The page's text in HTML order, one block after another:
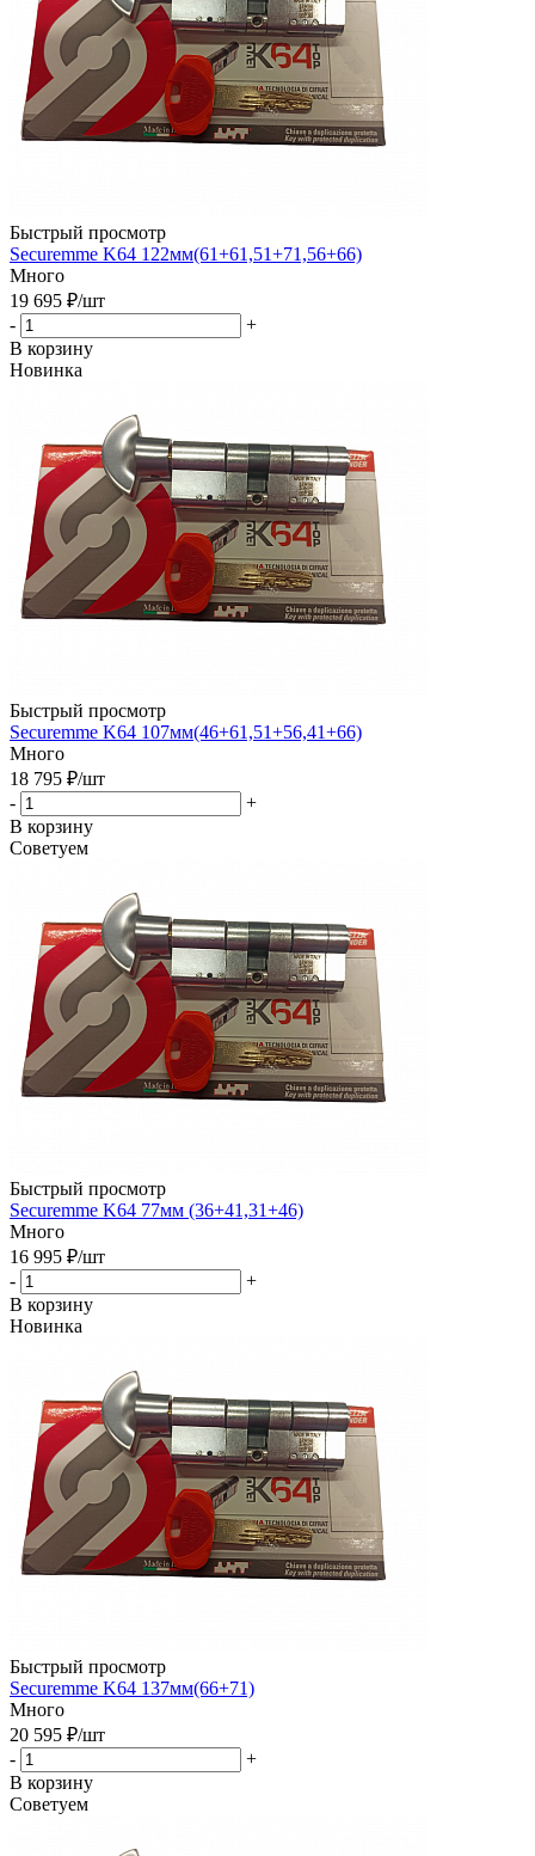
Быстрый просмотр
Securemme K64 122мм(61+61,51+71,56+66)
Много
19 695 ₽/шт
-
+
В корзину
Новинка
Быстрый просмотр
Securemme K64 107мм(46+61,51+56,41+66)
Много
18 795 ₽/шт
-
+
В корзину
Советуем
Быстрый просмотр
Securemme K64 77мм (36+41,31+46)
Много
16 995 ₽/шт
-
+
В корзину
Новинка
Быстрый просмотр
Securemme K64 137мм(66+71)
Много
20 595 ₽/шт
-
+
В корзину
Советуем